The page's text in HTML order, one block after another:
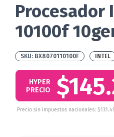
Procesador
10100f
BX8070110100F INTEL
HYPER
PRECIO
Precio sin impuestos nacionales: